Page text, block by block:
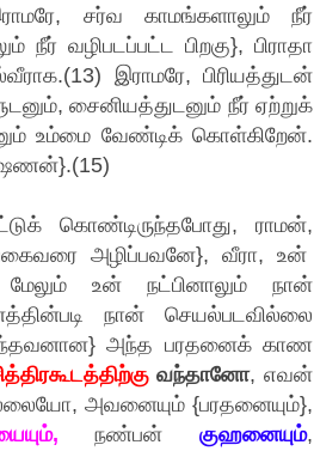
சர்வ காமங்களாலும் நீர்
நீர் வழிபடப்பட்ட பிறகு}, பிராதா
இராமரே, பிரியத்துடன்
சைனியத்துடனும் நீர் ஏற்றுக்
உம்மை வேண்டிக் கொள்கிறேன்.
கொண்டிருந்தபோது, ராமன்,
அழிப்பவனே}, வீரா, உன்
மேலும் உன் நட்பினாலும் நான்
நான் செயல்படவில்லை
அந்த பரதனைக் காண
வந்தானோ, எவன்
அவனையும் {பரதனையும்},
நண்பன்குஹனையும்,